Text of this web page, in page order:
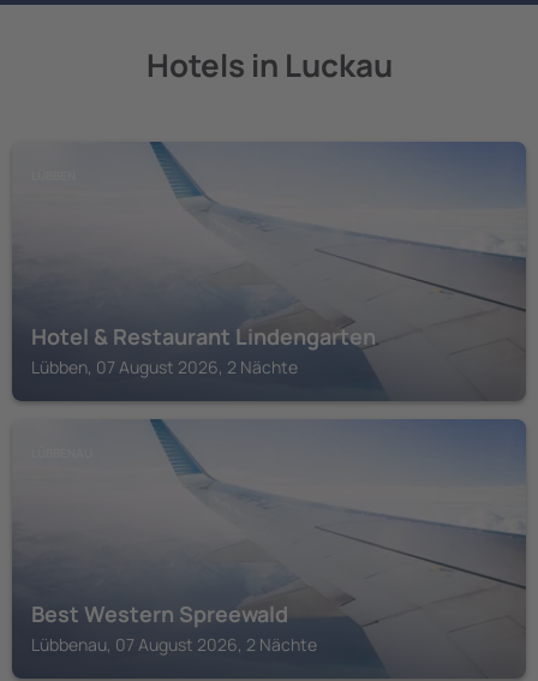
Hotels in Luckau
Hotel & Restaurant Lindengarten
Lübben, 07 August 2026, 2 Nächte
Best Western Spreewald
Lübbenau, 07 August 2026, 2 Nächte